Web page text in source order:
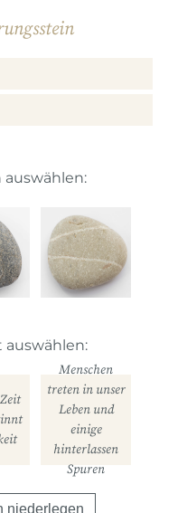
Menschen
treten in unser
Leben und
einige
hinterlassen
Spuren